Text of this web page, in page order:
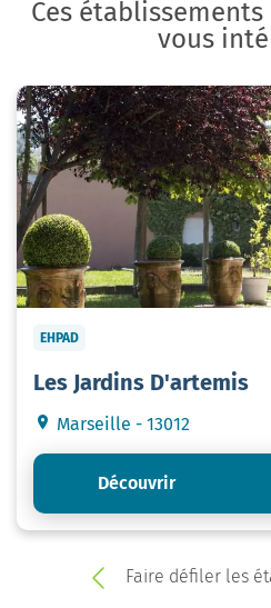
Ces
vous
EHPAD
Les Jardins D'artemis
Marseille - 13012
Découvrir
Faire défiler les